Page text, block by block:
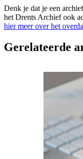
Denk je dat je een
het Drents Archief ook
hier meer over het
Gerelateerde